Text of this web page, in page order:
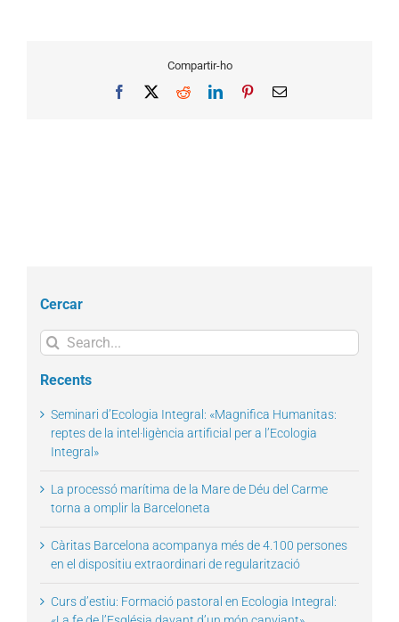
Compartir-ho
Facebook RedditLinkedInPinterestEmail
Cercar
Search
for:
Recents
Seminari d’Ecologia Integral: «Magnifica Humanitas:
reptes de la intel·ligència artificial per a l’Ecologia
Integral»
La processó marítima de la Mare de Déu del Carme
torna a omplir la Barceloneta
Càritas Barcelona acompanya més de 4.100 persones
en el dispositiu extraordinari de regularització
Curs d’estiu: Formació pastoral en Ecologia Integral: